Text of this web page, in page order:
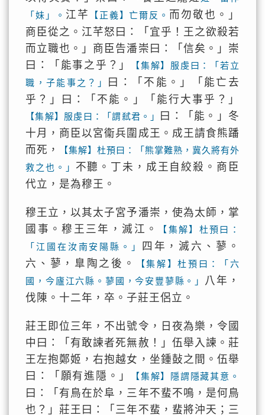
「妹」。 江芊 【正義】亡爾反。 而勿敬也。」
商臣從之。江芊怒曰：「宜乎！王之欲殺若
而立職也。」商臣告潘崇曰：「信矣。」崇
曰：「能事之乎？」
【集解】服虔曰：「若立
職，子能事之？」
曰：「不能。」「能亡去
乎？」曰：「不能。」「能行大事乎？」
【集解】服虔曰：「謂弒君。」
曰：「能。」冬
十月，商臣以宮衞兵圍成王。成王請食熊蹯
而死，
【集解】杜預曰：「熊掌難熟，冀久將有外
救之也。」 不聽。丁未，成王自絞殺。商臣
代立，是為穆王。
穆王立，以其太子宮予潘崇，使為太師，掌
國事。穆王三年，滅江。
【集解】杜預曰：
「江國在汝南安陽縣。」
四年，滅六、蓼。
六、蓼，臯陶之後。
【集解】杜預曰：「六
國，今廬江六縣。蓼國，今安豐蓼縣。」 八年，
伐陳。十二年，卒。子莊王侶立。
莊王即位三年，不出號令，日夜為樂，令國
中曰：「有敢諫者死無赦！」伍舉入諫。莊
王左抱鄭姬，右抱越女，坐鍾鼔之間。伍舉
曰：「願有進隱。」
【集解】隱謂隱藏其意。
曰：「有鳥在於阜，三年不蜚不鳴，是何鳥
也？」莊王曰：「三年不蜚，蜚將沖天；三